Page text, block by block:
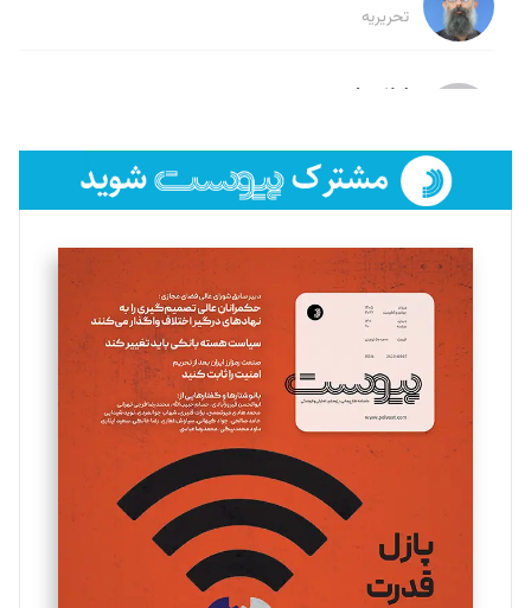
تحریریه
لیلا حنارود
فائزه فتحی رستمی
تحریریه
سروش کرمیان
تحریریه
مینا پاکدل
یسنا امان‌پور
تحریریه